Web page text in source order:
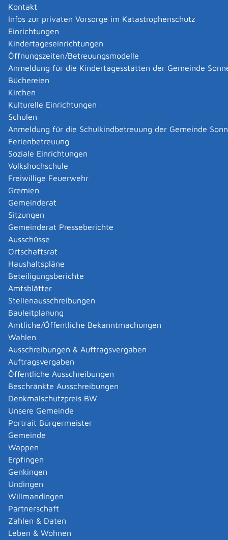
Kontakt
Infos zur privaten Vorsorge im Katastrophenschutz
Einrichtungen
Kindertageseinrichtungen
Öffnungszeiten/Betreuungsmodelle
Anmeldung für die Kindertagesstätten der Gemeinde
Büchereien
Kirchen
Kulturelle Einrichtungen
Schulen
Anmeldung für die Schulkindbetreuung der Gemeinde
Ferienbetreuung
Soziale Einrichtungen
Volkshochschule
Freiwillige Feuerwehr
Gremien
Gemeinderat
Sitzungen
Gemeinderat Presseberichte
Ausschüsse
Ortschaftsrat
Haushaltspläne
Beteiligungsberichte
Amtsblätter
Stellenausschreibungen
Bauleitplanung
Amtliche/Öffentliche Bekanntmachungen
Wahlen
Ausschreibungen & Auftragsvergaben
Auftragsvergaben
Öffentliche Ausschreibungen
Beschränkte Ausschreibungen
Denkmalschutzpreis BW
Unsere Gemeinde
Portrait Bürgermeister
Gemeinde
Wappen
Erpfingen
Genkingen
Undingen
Willmandingen
Partnerschaft
Zahlen & Daten
Leben & Wohnen
Die so erlangten Titel werden in der ganzen EU leichter
anerkannt und vollstreckt. Das gilt nicht für Dänemark.
Zuständige Stelle
im EU-Ausland: das je nach Wohnsitzland des
Schuldners oder der Schuldnerin zuständige Gericht
in Deutschland (für Antragstellende mit Wohn-
und/oder Geschäftssitz in anderen EU-
Mitgliedstaaten): das Amtsgericht, in dessen Bezirk
sich der Wohn- oder Geschäftssitz des Schuldners
oder der Schuldnerin befindet
Hinweis:ausführliche Darstellung der
Zuständigkeit nach Gemeinschaftsrecht
Amtsgericht Reutlingen
Leistungsdetails
Voraussetzungen
Die Forderung ist nicht höher als 5.000 Euro,
berechnet ohne Zinsen, Kosten und Auslagen zum
Zeitpunkt des Eingangs beim zuständigen Gericht.
Auch Ansprüche, die nicht auf die Zahlung von Geld
gerichtet sind (etwa Ansprüche auf Lieferung von
gekauften Waren), können Sie geltend machen,
solange der Streitwert 5.000 Euro nicht
überschreitet.
Ihr Anspruch sollte auf einem Vertrag beruhen
Kaufvertrag, Mietvertrag, Vertrag über
Dienstleistungen, nicht aber: Arbeitsvertrag)
andere Ansprüche kann das Europäische Verfahren
für geringfügige Forderungen ausgeschlossen sein.
Ansprüche wegen der Verletzung von Rechtsgütern
außerhalb einer Vertragsbeziehung können Sie
geltend machen, wenn es nicht um eine Verletzung
der Privatsphäre oder der Persönlichkeitsrechte
geht.
Ihr Zahlungsanspruch muss sich aufgrund einer
"grenzüberschreitenden Rechtssache" im Zivil- und
Handelsbereich ergeben.
Schuldner oder Ihre Schuldnerin im EU-Ausland
(außer Dänemark) wohnt.